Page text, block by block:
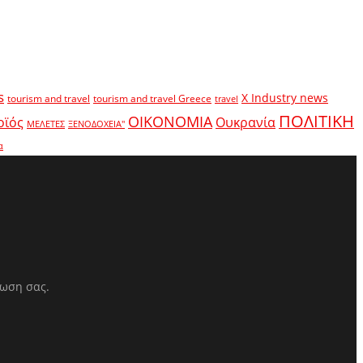
tourism and travel tourism and travel Greece travel X Industry news
ΜΕΛΕΤΕΣ ΞΕΝΟΔΟΧΕΙΑ" ΟΙΚΟΝΟΜΙΑ Ουκρανία ΠΟΛΙΤΙΚΗ
σας.